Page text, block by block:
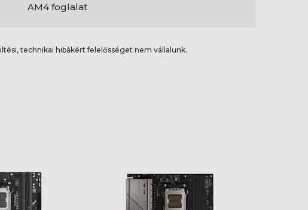
AM4 foglalat
technikai hibákért felelősséget nem vállalunk.